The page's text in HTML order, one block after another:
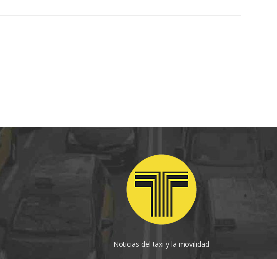
Noticias del taxi y la movilidad